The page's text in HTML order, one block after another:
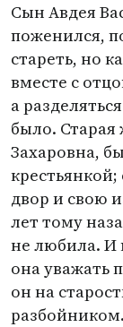
Сын Авдея
поженился,
стареть, но
вместе с
а
было. Старая
Захаровна,
двор и свою
лет тому
не любила. И
она уважать
он на
разбойником.